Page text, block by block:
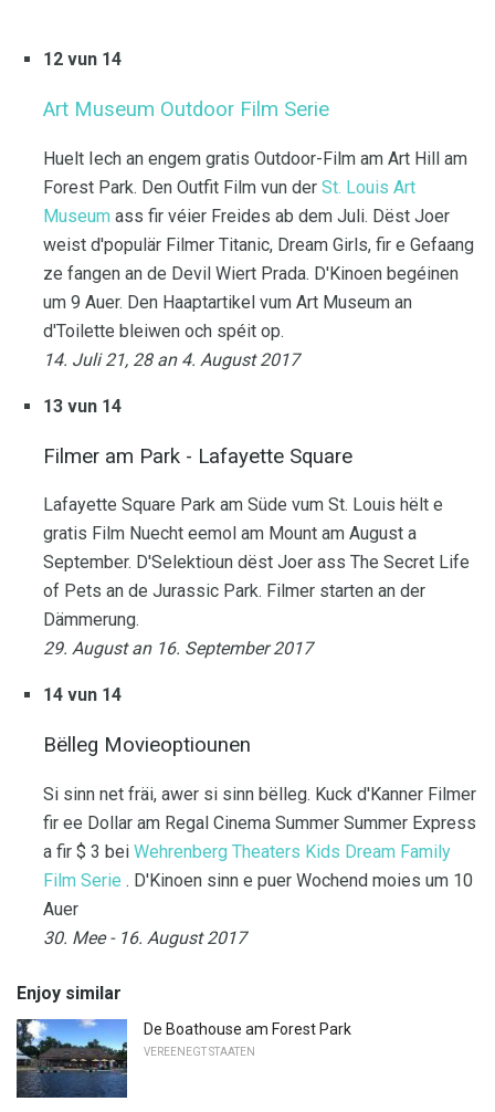
12 vun 14
Art Museum Outdoor Film Serie
Huelt Iech an engem gratis Outdoor-Film am Art Hill am
Forest Park. Den Outfit Film vun der St. Louis Art
Museum ass fir véier Freides ab dem Juli. Dëst Joer
weist d'populär Filmer Titanic, Dream Girls, fir e Gefaang
ze fangen an de Devil Wiert Prada. D'Kinoen begéinen
um 9 Auer. Den Haaptartikel vum Art Museum an
d'Toilette bleiwen och spéit op.
14. Juli 21, 28 an 4. August 2017
13 vun 14
Filmer am Park - Lafayette Square
Lafayette Square Park am Süde vum St. Louis hëlt e
gratis Film Nuecht eemol am Mount am August a
September. D'Selektioun dëst Joer ass The Secret Life
of Pets an de Jurassic Park. Filmer starten an der
Dämmerung.
29. August an 16. September 2017
14 vun 14
Bëlleg Movieoptiounen
Si sinn net fräi, awer si sinn bëlleg. Kuck d'Kanner Filmer
fir ee Dollar am Regal Cinema Summer Summer Express
a fir $ 3 bei Wehrenberg Theaters Kids Dream Family
Film Serie . D'Kinoen sinn e puer Wochend moies um 10
Auer
30. Mee - 16. August 2017
Enjoy similar
De Boathouse am Forest Park
VEREENEGT STAATEN